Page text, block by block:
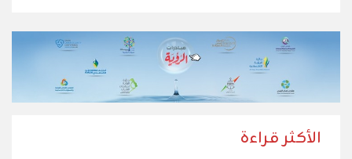
الأكثر قراءة